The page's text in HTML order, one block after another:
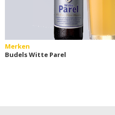
Merken
Budels Witte Parel